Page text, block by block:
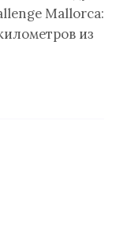
Mallorca:
из